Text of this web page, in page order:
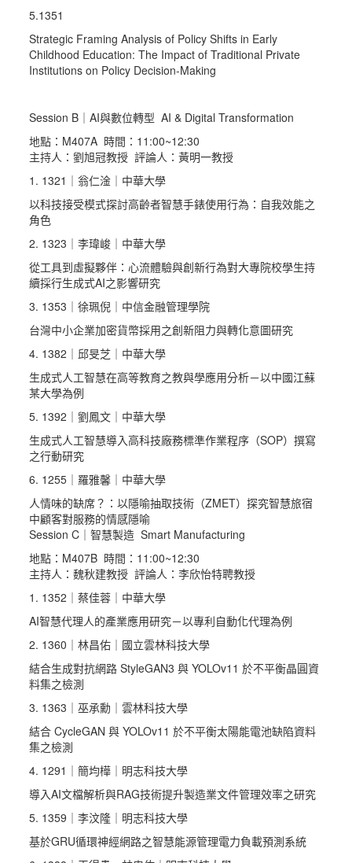
5.1351
Strategic Framing Analysis of Policy Shifts in Early
Childhood Education: The Impact of Traditional Private
Institutions on Policy Decision-Making
Session B｜AI與數位轉型 AI & Digital Transformation
地點：M407A 時間：11:00~12:30
主持人：劉旭冠教授 評論人：黃明一教授
1. 1321｜翁仁淦｜中華大學
以科技接受模式探討高齡者智慧手錶使用行為：自我效能之
角色
2. 1323｜李瑋峻｜中華大學
從工具到虛擬夥伴：心流體驗與創新行為對大專院校學生持
續採行生成式AI之影響研究
3. 1353｜徐珮倪｜中信金融管理學院
台灣中小企業加密貨幣採用之創新阻力與轉化意圖研究
4. 1382｜邱旻芝｜中華大學
生成式人工智慧在高等教育之教與學應用分析－以中國江蘇
某大學為例
5. 1392｜劉鳳文｜中華大學
生成式人工智慧導入高科技廠務標準作業程序（SOP）撰寫
之行動研究
6. 1255｜羅雅馨｜中華大學
人情味的缺席？：以隱喻抽取技術（ZMET）探究智慧旅宿
中顧客對服務的情感隱喻
Session C｜智慧製造 Smart Manufacturing
地點：M407B 時間：11:00~12:30
主持人：魏秋建教授 評論人：李欣怡特聘教授
1. 1352｜蔡佳蓉｜中華大學
AI智慧代理人的產業應用研究－以專利自動化代理為例
2. 1360｜林昌佑｜國立雲林科技大學
結合生成對抗網路 StyleGAN3 與 YOLOv11 於不平衡晶圓資
料集之檢測
3. 1363｜巫承勳｜雲林科技大學
結合 CycleGAN 與 YOLOv11 於不平衡太陽能電池缺陷資料
集之檢測
4. 1291｜簡均樺｜明志科技大學
導入AI文檔解析與RAG技術提升製造業文件管理效率之研究
5. 1359｜李汶隆｜明志科技大學
基於GRU循環神經網路之智慧能源管理電力負載預測系統